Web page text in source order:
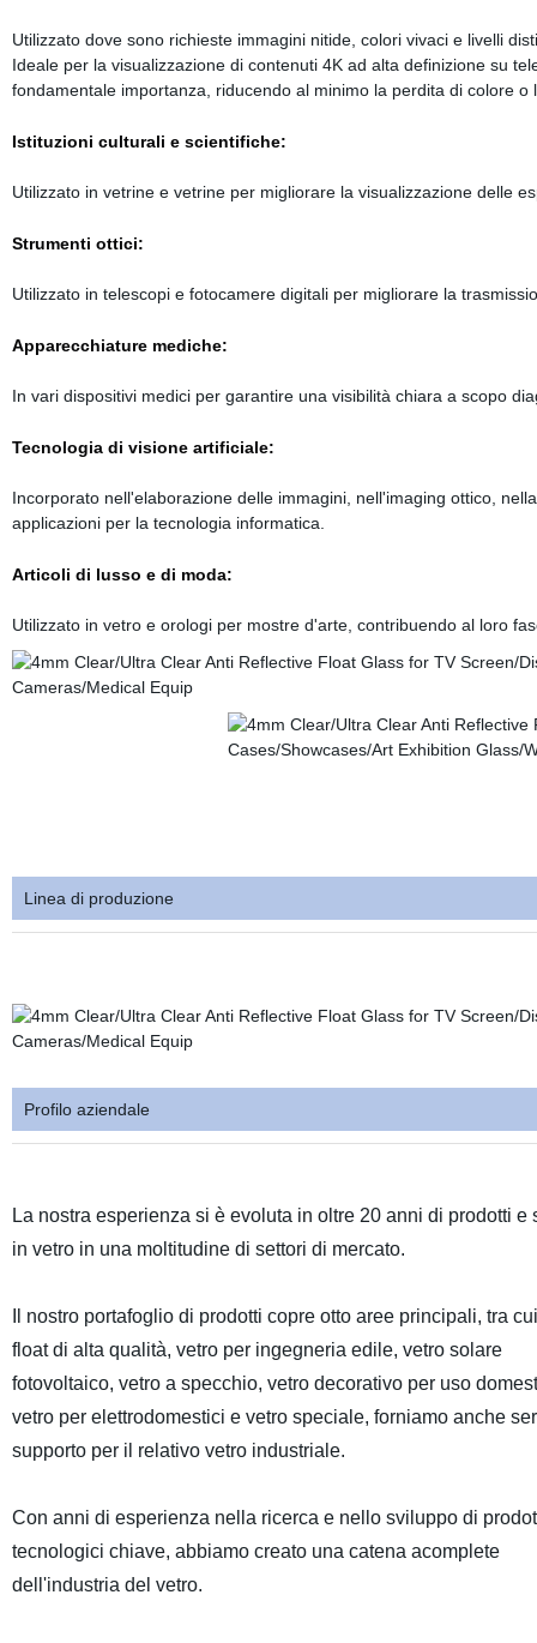
Utilizzato dove sono richieste immagini nitide, colori vivaci e livelli
Ideale per la visualizzazione di contenuti 4K ad alta definizione su
fondamentale importanza, riducendo al minimo la perdita di colore o
Istituzioni culturali e scientifiche:
Utilizzato in vetrine e vetrine per migliorare la visualizzazione delle
Strumenti ottici:
Utilizzato in telescopi e fotocamere digitali per migliorare la
Apparecchiature mediche:
In vari dispositivi medici per garantire una visibilità chiara a scopo
Tecnologia di visione artificiale:
Incorporato nell'elaborazione delle immagini, nell'imaging ottico,
applicazioni per la tecnologia informatica.
Articoli di lusso e di moda:
Utilizzato in vetro e orologi per mostre d'arte, contribuendo al loro
Linea di produzione
Profilo aziendale
La nostra esperienza si è evoluta in oltre 20 anni di prodotti e
in vetro in una moltitudine di settori di mercato.
Il nostro portafoglio di prodotti copre otto aree principali, tra
float di alta qualità, vetro per ingegneria edile, vetro solare
fotovoltaico, vetro a specchio, vetro decorativo per uso
vetro per elettrodomestici e vetro speciale, forniamo anche
supporto per il relativo vetro industriale.
Con anni di esperienza nella ricerca e nello sviluppo di
tecnologici chiave, abbiamo creato una catena acomplete
dell'industria del vetro.